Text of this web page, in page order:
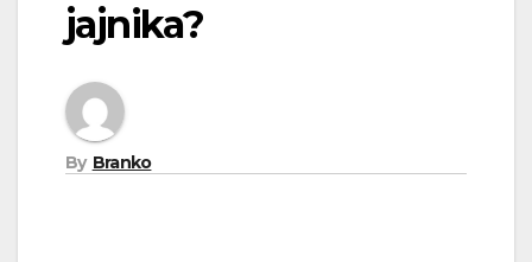
jajnika?
By Branko